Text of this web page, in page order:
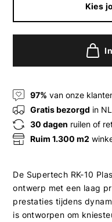
Kies
97% van onze
Gratis bezorgd in NL
30 dagen ruilen of
Ruim 1.300 m2
De Supertech RK-10
ontwerp met een laag
prestaties tijdens
is ontworpen om